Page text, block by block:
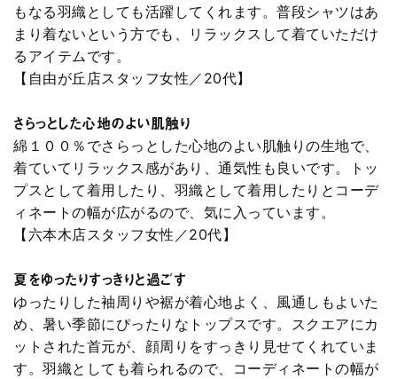
もなる羽織としても活躍してくれます。普段シャツはあ
まり着ないという方でも、リラックスして着ていただけ
るアイテムです。
【自由が丘店スタッフ女性／20代】
さらっとした心地のよい肌触り
綿１００％でさらっとした心地のよい肌触りの生地で、
着ていてリラックス感があり、通気性も良いです。トッ
プスとして着用したり、羽織として着用したりとコーデ
ィネートの幅が広がるので、気に入っています。
【六本木店スタッフ女性／20代】
夏をゆったりすっきりと過ごす
ゆったりした袖周りや裾が着心地よく、風通しもよいた
め、暑い季節にぴったりなトップスです。スクエアにカ
ットされた首元が、顔周りをすっきり見せてくれていま
す。羽織としても着られるので、コーディネートの幅が